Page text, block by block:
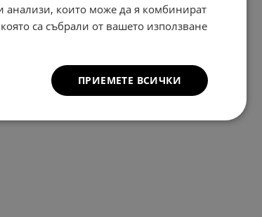
анализи, които може да я комбинират
са събрали от вашето използване
ПРИЕМЕТЕ ВСИЧКИ